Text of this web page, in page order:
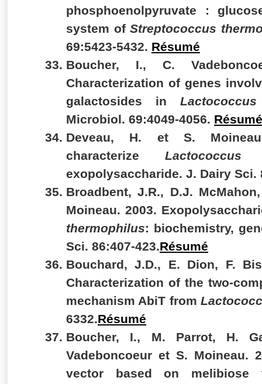
phosphoenolpyruvate :
system of Streptococcus
69:5423-5432. Résumé
Boucher, I., C.
Characterization of genes
galactosides in
Microbiol. 69:4049-4056. Résumé
Deveau, H. et
S.
characterize
Lactococcus
exopolysaccharide. J. Dairy Sci.
Broadbent, J.R., D.J.
Moineau. 2003.
thermophilus: biochemistry,
Sci. 86:407-423.Résumé
Bouchard, J.D., E. Dion, F.
Characterization of the two-
mechanism AbiT from
6332.Résumé
Boucher, I., M. Parrot, H.
Vadeboncoeur et S. Moineau.
vector based on melibiose